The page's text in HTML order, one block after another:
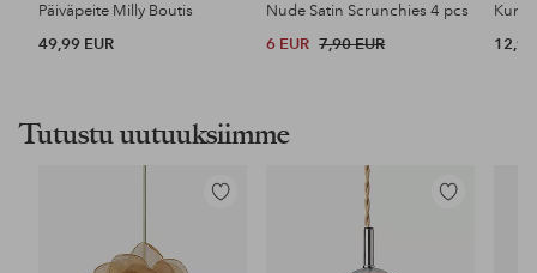
Päiväpeite Milly Boutis
49,99 EUR
Nude Satin Scrunchies 4 pcs
6 EUR 7,90 EUR 12,99
Tutustu uutuuksiimme
Lisää
Lisää